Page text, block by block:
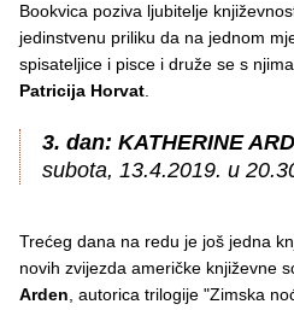
Bookvica poziva ljubitelje
jedinstvenu priliku da na jednom
spisateljice i pisce i druže se s
Patricija Horvat
3. dan: KATHERINE
subota, 13.4.2019. u
Trećeg dana na redu je još jedna
novih zvijezda američke književne
Arden , autorica trilogije "Zimska